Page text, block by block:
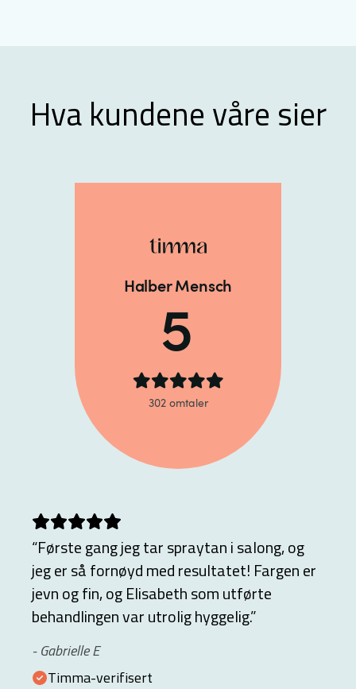
Hva kundene våre sier
“Første gang jeg tar spraytan i salong, og
jeg er så fornøyd med resultatet! Fargen er
jevn og fin, og Elisabeth som utførte
behandlingen var utrolig hyggelig.”
-Gabrielle E
Timma-verifisert